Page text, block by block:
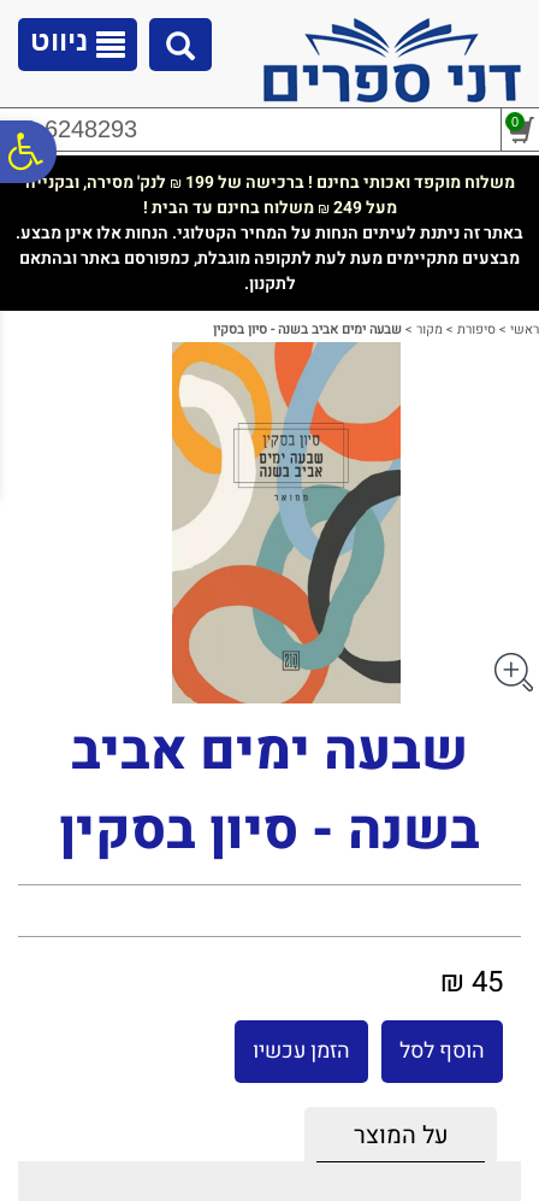
נגישות
ניווט
02-6248293 0
משלוח מוקפד ואכותי בחינם ! ברכישה של 199 ₪ לנק' מסירה, ובקנייה
מעל 249
₪משלוח בחינם עד הבית !
באתר זה ניתנת לעיתים הנחות על המחיר הקטלוגי. הנחות אלו אינן מבצע.
מבצעים מתקיימים מעת לעת לתקופה מוגבלת, כמפורסם באתר ובהתאם
לתקנון.
ראשי >סיפורת >מקור >שבעה ימים אביב בשנה - סיון בסקין
שבעה ימים אביב
בשנה - סיון בסקין
45 ₪
הוסף לסל הזמן עכשיו
על המוצר